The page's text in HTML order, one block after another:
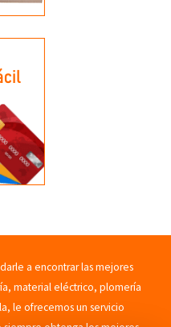
a encontrar las mejores
material eléctrico, plomería
le ofrecemos un servicio